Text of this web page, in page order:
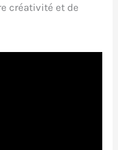
créativité et de